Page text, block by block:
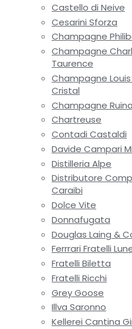
Castello di Neive
Cesarini Sforza
Champagne
Champagne
Taurence
Champagne
Cristal
Champagne
Chartreuse
Contadi Castaldi
Davide Campari
Distilleria Alpe
Distributore
Caraibi
Dolce Vite
Donnafugata
Douglas Laing &
Ferrrari Fratelli
Fratelli Biletta
Fratelli Ricchi
Grey Goose
Illva Saronno
Kellerei Cantina